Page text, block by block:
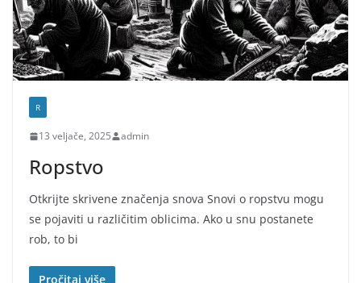
R
13 veljače, 2025 admin
Ropstvo
Otkrijte skrivene značenja snova Snovi o ropstvu mogu
se pojaviti u različitim oblicima. Ako u snu postanete
rob, to bi
Pročitaj više